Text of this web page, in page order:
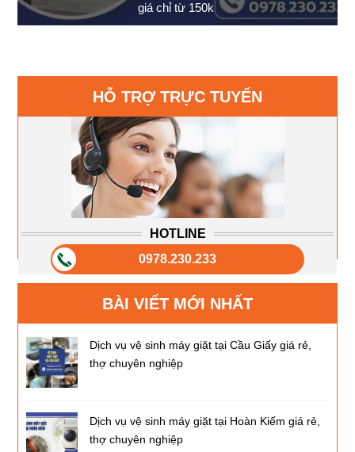
giá chỉ từ 150k
HỖ TRỢ TRỰC TUYẾN
HOTLINE
0978.230.233
BÀI VIẾT MỚI NHẤT
Dịch vụ vệ sinh máy giặt tại Cầu Giấy giá rẻ,
thợ chuyên nghiệp
Dịch vụ vệ sinh máy giặt tại Hoàn Kiếm giá rẻ,
thợ chuyên nghiệp